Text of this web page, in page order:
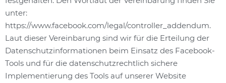
unter:
https://www.facebook.com/legal/controller_addendum.
Laut dieser Vereinbarung sind wir für die Erteilung der
Datenschutzinformationen beim Einsatz des Facebook-
Tools und für die datenschutzrechtlich sichere
Implementierung des Tools auf unserer Website